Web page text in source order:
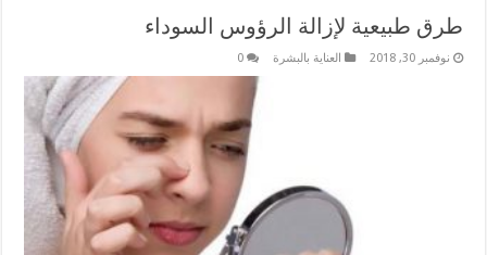
طرق طبيعية لإزالة الرؤوس السوداء
نوفمبر 30, 2018 العناية بالبشرة 0